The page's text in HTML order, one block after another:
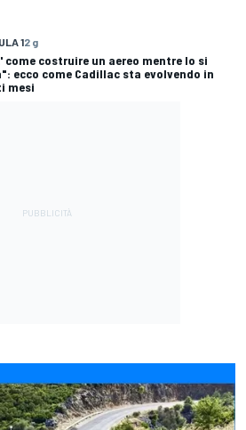
12 g
come costruire un aereo mentre lo si
ecco come Cadillac sta evolvendo in
mesi